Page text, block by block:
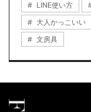
LINE使い方
大人かっこいい
文房具